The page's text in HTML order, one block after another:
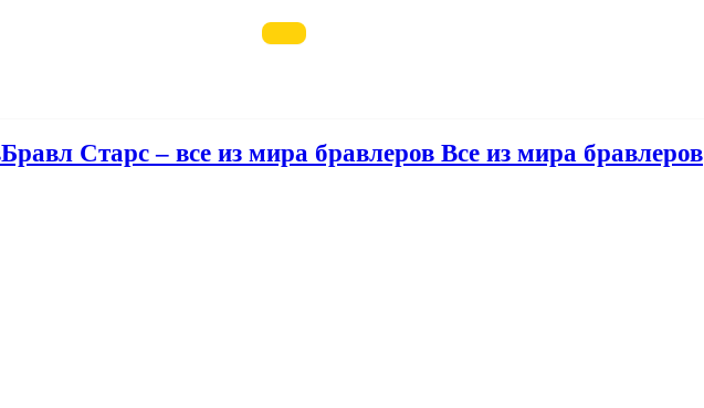
Бравл Старс – все из мира бравлеров Все из мира бравлеров